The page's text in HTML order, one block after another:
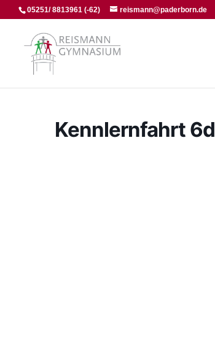
05251/ 8813961 (-62) reismann@paderborn.de
Kennlernfahrt 6d